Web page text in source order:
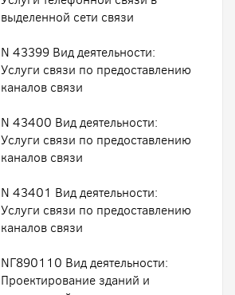
выделенной сети связи
N 43399 Вид деятельности:
Услуги связи по предоставлению
каналов связи
N 43400 Вид деятельности:
Услуги связи по предоставлению
каналов связи
N 43401 Вид деятельности:
Услуги связи по предоставлению
каналов связи
NГ890110 Вид деятельности:
Проектирование зданий и